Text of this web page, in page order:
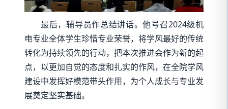
最后，辅导员作总结讲话。他号召2024级机
电专业全体学生珍惜专业荣誉，将学风最好的传统
转化为持续领先的行动，把本次推进会作为新的起
点，以更加自觉的态度和扎实的作风，在全院学风
建设中发挥好模范带头作用，为个人成长与专业发
展奠定坚实基础。